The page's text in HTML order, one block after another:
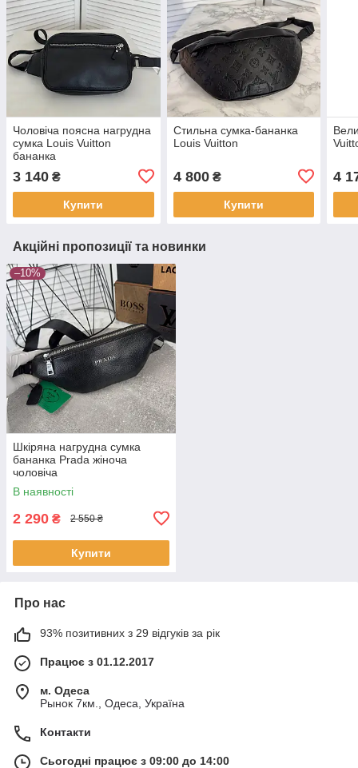
Чоловіча поясна нагрудна
сумка Louis Vuitton
бананка
3 140 ₴
Купити
Стильна сумка-бананка
Louis Vuitton
4 800₴
Купити
4
Акційні пропозиції та новинки
–10%
Шкіряна нагрудна сумка
бананка Prada жіноча
чоловіча
В наявності
2 290 ₴ 2 550 ₴
Купити
Про нас
93% позитивних з 29 відгуків за рік
Працює з 01.12.2017
м. Одеса
Рынок 7км., Одеса, Україна
Контакти
Сьогодні працює з 09:00 до 14:00